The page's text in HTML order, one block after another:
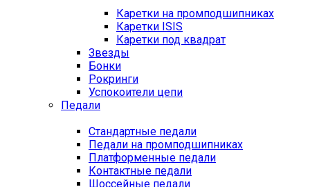
Каретки на промподшипниках
Каретки ISIS
Каретки под квадрат
Звезды
Бонки
Рокринги
Успокоители цепи
Педали
Стандартные педали
Педали на промподшипниках
Платформенные педали
Контактные педали
Шоссейные педали